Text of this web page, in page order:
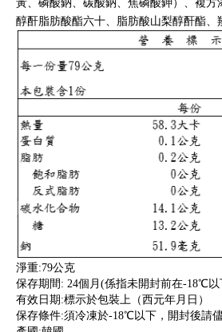
黃、磷酸鈉、碳酸鈉、焦磷酸鉀）、複方
醇酐脂肪酸酯六十、脂肪酸山梨醇酐酯、
淨重:79公克
保存期間: 24個月(係指未開封前在-18℃以
有效日期:標示於包裝上（西元年月日）
保存條件:須冷凍於-18℃以下，開封後請